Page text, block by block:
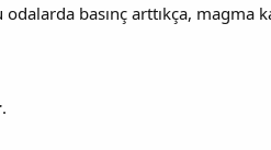
basınç arttıkça, magma
.